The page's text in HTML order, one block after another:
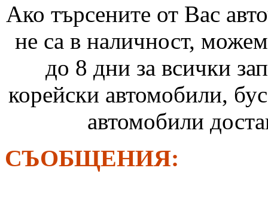
Ако търсените от Вас
не са в наличност,
до 8 дни за всички
корейски автомобили,
автомобили
СЪОБЩЕНИЯ: